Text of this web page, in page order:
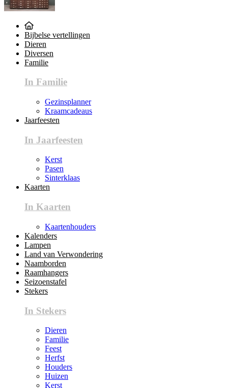
Bijbelse vertellingen
Dieren
Diversen
Familie
In Familie
Gezinsplanner
Kraamcadeaus
Jaarfeesten
In Jaarfeesten
Kerst
Pasen
Sinterklaas
Kaarten
In Kaarten
Kaartenhouders
Kalenders
Lampen
Land van Verwondering
Naamborden
Raamhangers
Seizoenstafel
Stekers
In Stekers
Dieren
Familie
Feest
Herfst
Houders
Huizen
Kerst